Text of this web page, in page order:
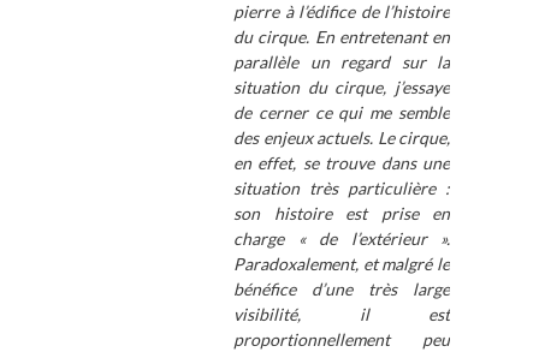
pierre à l’édifice de l’histoire
du cirque. En entretenant en
parallèle un regard sur la
situation du cirque, j’essaye
de cerner ce qui me semble
des enjeux actuels. Le cirque,
en effet, se trouve dans une
situation très particulière :
son histoire est prise en
charge « de l’extérieur ».
Paradoxalement, et malgré le
bénéfice d’une très large
visibilité, il est
proportionnellement peu